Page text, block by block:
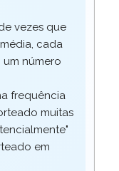
vezes que
cada
número
frequência
muitas
em